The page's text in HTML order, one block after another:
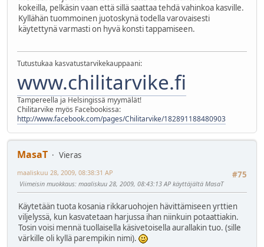
kokeilla, pelkäsin vaan että sillä saattaa tehdä vahinkoa kasville.
Kyllähän tuommoinen juotoskynä todella varovaisesti
käytettynä varmasti on hyvä konsti tappamiseen.
Tutustukaa kasvatustarvikekauppaani:
www.chilitarvike.fi
Tampereella ja Helsingissä myymälät!
Chilitarvike myös Facebookissa:
http://www.facebook.com/pages/Chilitarvike/182891188480903
MasaT
Vieras
#75
maaliskuu 28, 2009, 08:38:31 AP
Viimeisin muokkaus: maaliskuu 28, 2009, 08:43:13 AP käyttäjältä MasaT
Käytetään tuota kosania rikkaruohojen hävittämiseen yrttien
viljelyssä, kun kasvatetaan harjussa ihan niinkuin potaattiakin.
Tosin voisi mennä tuollaisella käsivetoisella aurallakin tuo. (sille
värkille oli kyllä parempikin nimi).